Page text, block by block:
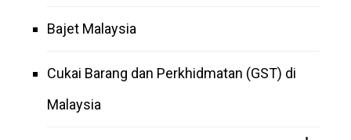
Bajet Malaysia
Cukai Barang dan Perkhidmatan (GST) di
Malaysia